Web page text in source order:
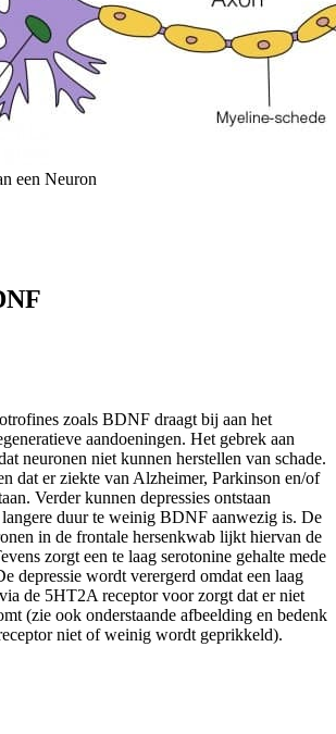
een Neuron
zoals BDNF draagt bij aan het
aandoeningen. Het gebrek aan
neuronen niet kunnen herstellen van schade.
dat er ziekte van Alzheimer, Parkinson en/of
Verder kunnen depressies ontstaan
duur te weinig BDNF aanwezig is. De
in de frontale hersenkwab lijkt hiervan de
zorgt een te laag serotonine gehalte mede
depressie wordt verergerd omdat een laag
de 5HT2A receptor voor zorgt dat er niet
(zie ook onderstaande afbeelding en bedenk
niet of weinig wordt geprikkeld).